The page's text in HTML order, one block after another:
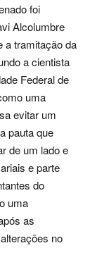
foi
Alcolumbre
a tramitação da
a cientista
Federal de
uma
evitar um
pauta que
de um lado e
e parte
do
uma
as
no